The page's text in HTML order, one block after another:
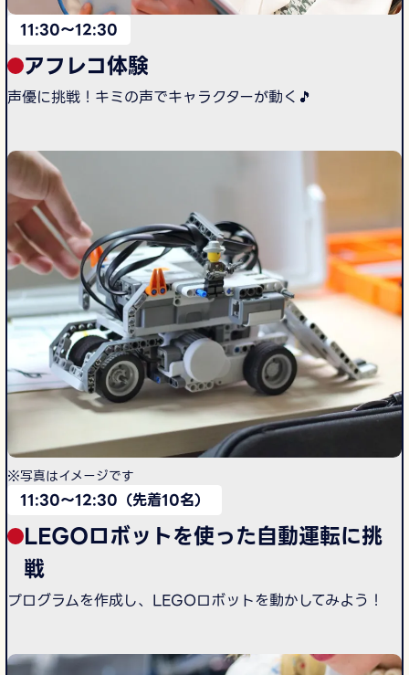
11:30〜12:30
アフレコ体験
声優に挑戦！キミの声でキャラクターが動く🎵
※写真はイメージです
11:30〜12:30（先着10名）
LEGOロボットを使った自動運転に挑
戦
プログラムを作成し、LEGOロボットを動かしてみよう！